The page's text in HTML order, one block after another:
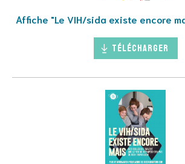
Affiche "Le VIH/sida existe encore
Télécharger